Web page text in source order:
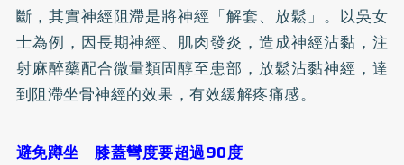
斷，其實神經阻滯是將神經「解套、放鬆」。以吳女
士為例，因長期神經、肌肉發炎，造成神經沾黏，注
射麻醉藥配合微量類固醇至患部，放鬆沾黏神經，達
到阻滯坐骨神經的效果，有效緩解疼痛感。
避免蹲坐 膝蓋彎度要超過90度